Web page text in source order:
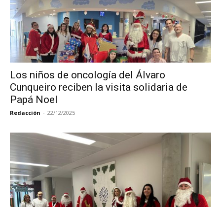
Los niños de oncología del Álvaro
Cunqueiro reciben la visita solidaria de
Papá Noel
Redacción - 22/12/2025